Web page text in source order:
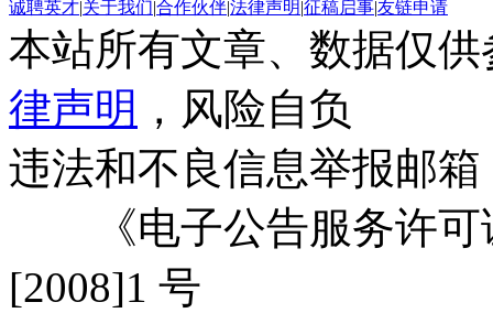
诚聘英才|关于我们|合作伙伴|法律声明|征稿启事|友链申请
本站所有文章、数据仅
律声明 ，风险自负
违法和不良信息举报邮箱
《电子公告服务许可
[2008]1 号